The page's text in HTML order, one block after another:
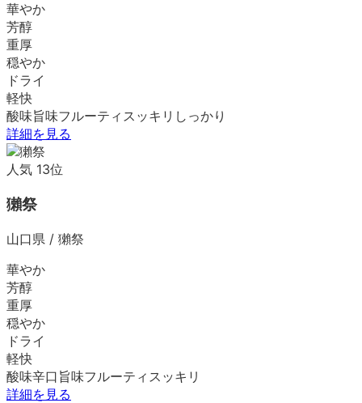
華やか
芳醇
重厚
穏やか
ドライ
軽快
酸味旨味フルーティ スッキリ しっかり
詳細を見る
人気 13位
獺祭
山口県 / 獺祭
華やか
芳醇
重厚
穏やか
ドライ
軽快
酸味辛口 旨味フルーティ スッキリ
詳細を見る